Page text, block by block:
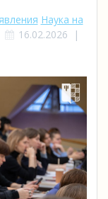
Наука на
16.02.2026 |